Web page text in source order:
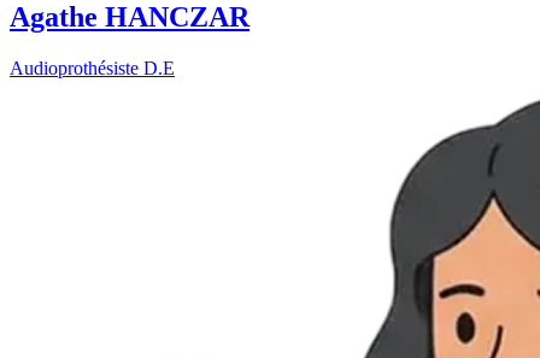
Agathe HANCZAR
Audioprothésiste D.E